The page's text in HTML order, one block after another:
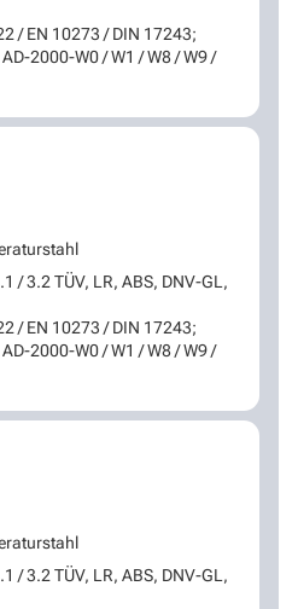
/ EN 10273 / DIN 17243;
2000-W0 / W1 / W8 / W9 /
/ 3.2 TÜV, LR, ABS, DNV-GL,
/ EN 10273 / DIN 17243;
2000-W0 / W1 / W8 / W9 /
/ 3.2 TÜV, LR, ABS, DNV-GL,